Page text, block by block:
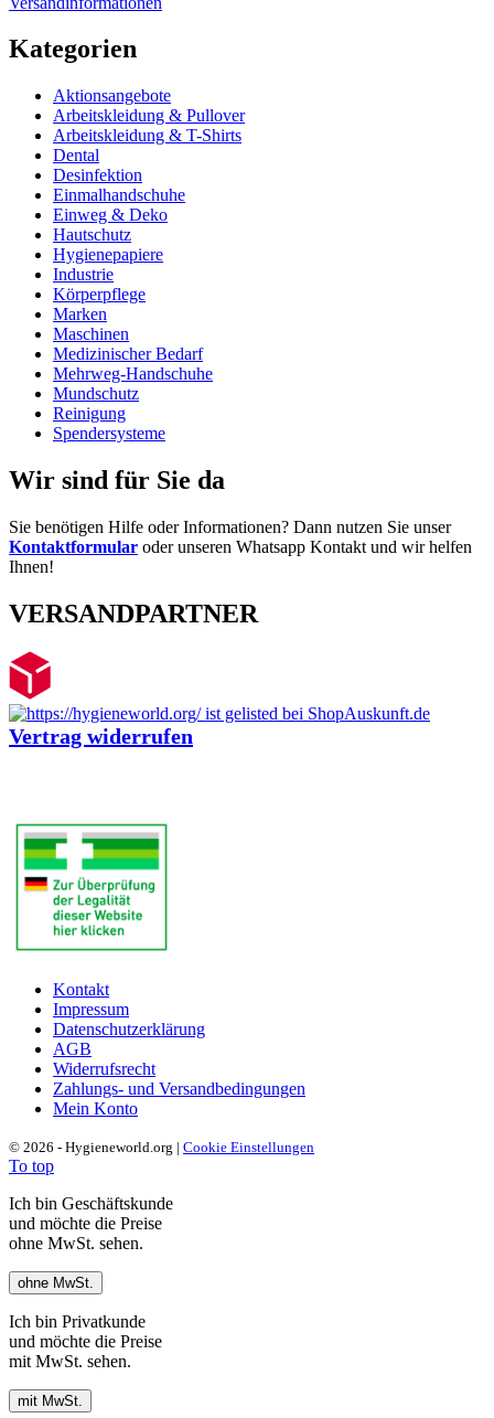
Kategorien
Aktionsangebote
Arbeitskleidung & Pullover
Arbeitskleidung & T-Shirts
Dental
Desinfektion
Einmalhandschuhe
Einweg & Deko
Hautschutz
Hygienepapiere
Industrie
Körperpflege
Marken
Maschinen
Medizinischer Bedarf
Mehrweg-Handschuhe
Mundschutz
Reinigung
Spendersysteme
Wir sind für Sie da
Sie benötigen Hilfe oder Informationen? Dann nutzen Sie unser
Kontaktformular oder unseren Whatsapp Kontakt und wir helfen
Ihnen!
VERSANDPARTNER
Vertrag widerrufen
Kontakt
Impressum
Datenschutzerklärung
AGB
Widerrufsrecht
Zahlungs- und Versandbedingungen
Mein Konto
© 2026 - Hygieneworld.org | Cookie Einstellungen
To top
Ich bin Geschäftskunde
und möchte die Preise
ohne MwSt. sehen.
ohne MwSt.
Ich bin Privatkunde
und möchte die Preise
mit MwSt. sehen.
mit MwSt.